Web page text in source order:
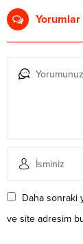
Yorumlar
Daha sonraki
ve site adresim